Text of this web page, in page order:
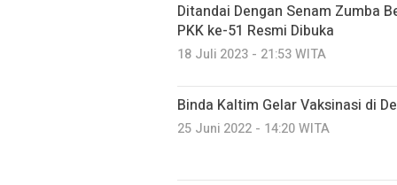
Ditandai Dengan Senam Zumba
PKK ke-51 Resmi Dibuka
18 Juli 2023 - 21:53 WITA
Binda Kaltim Gelar Vaksinasi di
25 Juni 2022 - 14:20 WITA